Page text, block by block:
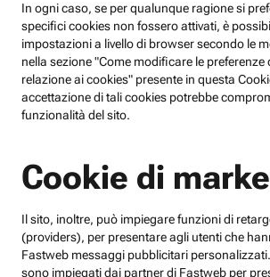
In ogni caso, se per qualunque ragione si
specifici cookies non fossero attivati, è
impostazioni a livello di browser secondo le
nella sezione "Come modificare le preferenze
relazione ai cookies" presente in questa
accettazione di tali cookies potrebbe
funzionalità del sito.
Cookie di
Il sito, inoltre, può impiegare funzioni di
(providers), per presentare agli utenti che
Fastweb messaggi pubblicitari
sono impiegati dai partner di Fastweb per